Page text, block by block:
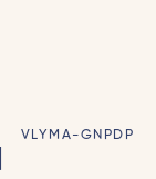
VLYMA-GNPDP